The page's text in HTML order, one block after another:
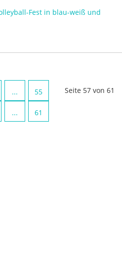
Fest in blau-weiß und
Seite 57 von 61
... 55
... 61